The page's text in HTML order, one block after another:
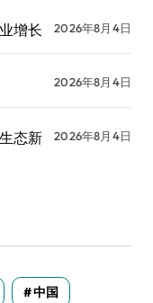
增长 2026年8月4日
2026年8月4日
态新
2026年8月4日
中国